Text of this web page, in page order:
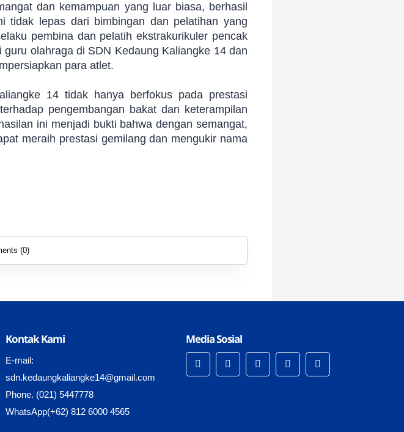
dan kemampuan yang luar biasa, berhasil
tidak lepas dari bimbingan dan pelatihan yang
pembina dan pelatih ekstrakurikuler pencak
olahraga di SDN Kedaung Kaliangke 14 dan
para atlet.
14 tidak hanya berfokus pada prestasi
pengembangan bakat dan keterampilan
ini menjadi bukti bahwa dengan semangat,
meraih prestasi gemilang dan mengukir nama
(0)
Kontak Kami
E-mail:
sdn.kedaungkaliangke14@gmail.com
Phone. (021) 5447778
WhatsApp(+62) 812 6000 4565
Media Sosial